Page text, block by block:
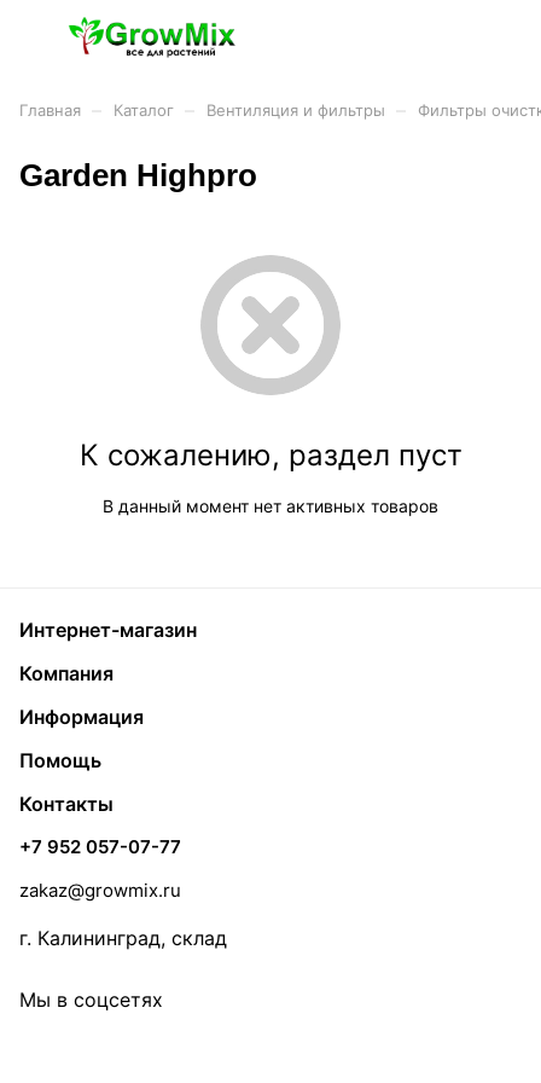
Главная Каталог Вентиляция и фильтры Фильтры
Garden Highpro
К сожалению, раздел пуст
В данный момент нет активных товаров
Интернет-магазин
Компания
Информация
Помощь
Контакты
+7 952 057-07-77
zakaz@growmix.ru
г. Калининград, склад
Мы в соцсетях